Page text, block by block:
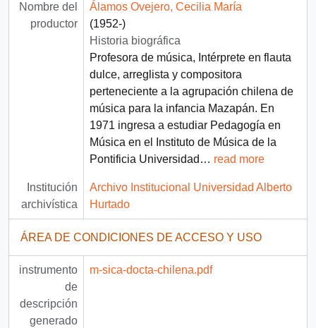
Nombre del
productor
Álamos Ovejero, Cecilia María
(1952-)
Historia biográfica
Profesora de música, Intérprete en flauta
dulce, arreglista y compositora
perteneciente a la agrupación chilena de
música para la infancia Mazapán. En
1971 ingresa a estudiar Pedagogía en
Música en el Instituto de Música de la
Pontificia Universidad … read more
Institución
archivística
Archivo Institucional Universidad Alberto
Hurtado
ÁREA DE CONDICIONES DE ACCESO Y USO
instrumento
de
descripción
generado
m-sica-docta-chilena.pdf